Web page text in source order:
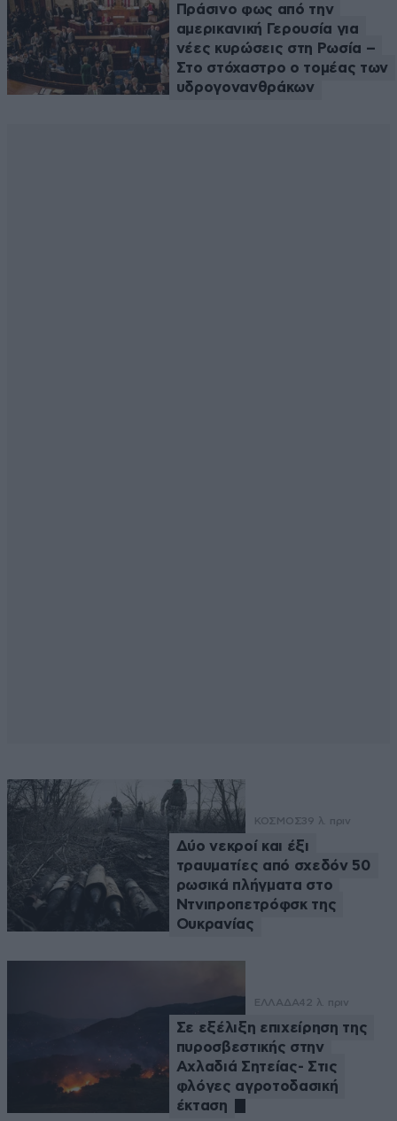
Πράσινο φως από την
αμερικανική Γερουσία για
νέες κυρώσεις στη Ρωσία –
Στο στόχαστρο ο τομέας των
υδρογονανθράκων
ΚΟΣΜΟΣ39 λ. πριν
Δύο νεκροί και έξι
τραυματίες από σχεδόν 50
ρωσικά πλήγματα στο
Ντνιπροπετρόφσκ της
Ουκρανίας
ΕΛΛΑΔΑ42 λ. πριν
Σε εξέλιξη επιχείρηση της
πυροσβεστικής στην
Αχλαδιά Σητείας- Στις
φλόγες αγροτοδασική
έκταση